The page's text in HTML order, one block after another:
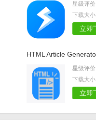
星级评价
下载大
立即
HTML Article
星级评价
下载大
立即